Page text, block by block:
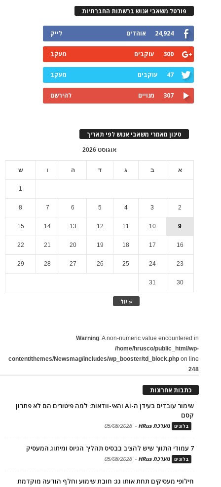
פורטל משאבי אנוש ברשתות החברתיות
24,924 אוהדים לייק
300 עוקבים מעקב
47 עוקבים מעקב
307 מנויים להירשם
סינון מאמרי משאבי אנוש לפי תאריך
אוגוסט 2026
א ב ג ד ה ו ש
« יול
1
2
3
4
5
6
7
8
9
10
11
12
13
14
15
16
17
18
19
20
21
22
23
24
25
26
27
28
29
30
31
Warning: A non-numeric value encountered in
/home/hrusco/public_html/wp-
content/themes/Newsmag/includes/wp_booster/td_block.php on line
248
כתבות אחרונות
שימור עובדים בעידן ה-AI והאי-וודאות: למה פיטורים הם לא פתרון
קסם
בלוגים מערכת HRus -
05/08/2026
7 עמודי התווך שיש להציב בבסיס תהליך הגיוס ומיתוג המעסיק
בלוגים מערכת HRus -
05/08/2026
חילופי מעסיקים תחת אותו גג: חובת שימוע וחלף הודעה מוקדמת